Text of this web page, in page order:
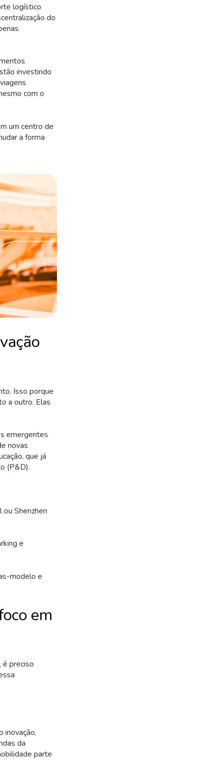
logístico
do
investindo
com o
um centro de
a forma
Isso porque
a outro. Elas
emergentes
novas
que já
(P&D).
ou Shenzhen
e
modelo e
em
é preciso
inovação,
da
parte